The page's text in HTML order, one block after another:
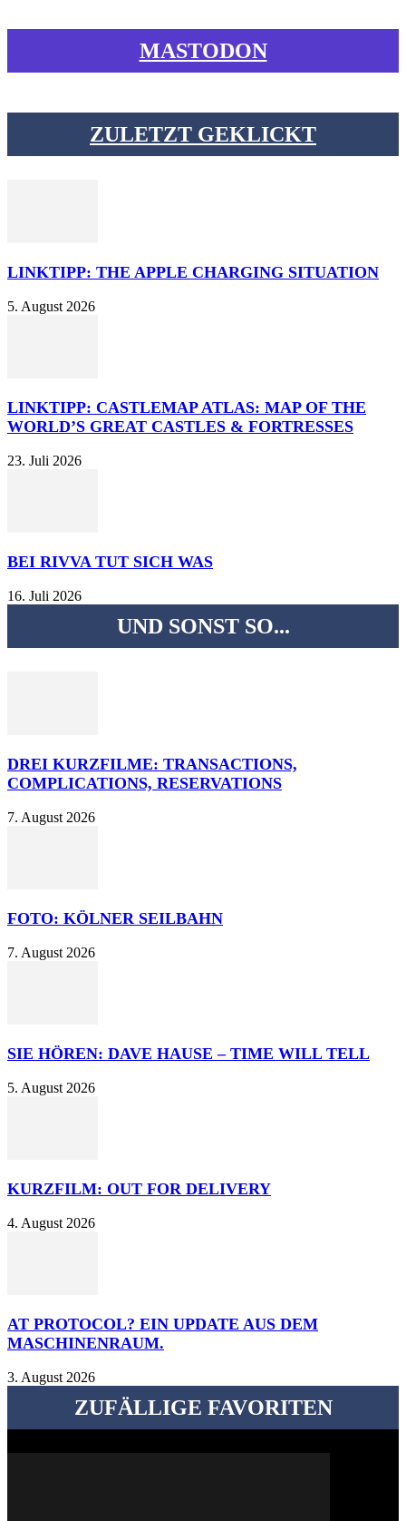
MASTODON
ZULETZT GEKLICKT
LINKTIPP: THE APPLE CHARGING SITUATION
5. August 2026
LINKTIPP: CASTLEMAP ATLAS: MAP OF THE
WORLD’S GREAT CASTLES & FORTRESSES
23. Juli 2026
BEI RIVVA TUT SICH WAS
16. Juli 2026
UND SONST SO...
DREI KURZFILME: TRANSACTIONS,
COMPLICATIONS, RESERVATIONS
7. August 2026
FOTO: KÖLNER SEILBAHN
7. August 2026
SIE HÖREN: DAVE HAUSE – TIME WILL TELL
5. August 2026
KURZFILM: OUT FOR DELIVERY
4. August 2026
AT PROTOCOL? EIN UPDATE AUS DEM
MASCHINENRAUM.
3. August 2026
ZUFÄLLIGE FAVORITEN